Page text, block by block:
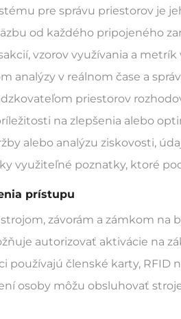
pre správu priestorov je
od každého pripojeného
vzorov využívania a
analýzy v reálnom čase a
priestorov
na zlepšenia alebo
alebo analýzu ziskovosti,
využiteľné poznatky, ktoré
prístupu
závorám a zámkom na
autorizovať aktivácie na
používajú členské karty,
osoby môžu obsluhovať